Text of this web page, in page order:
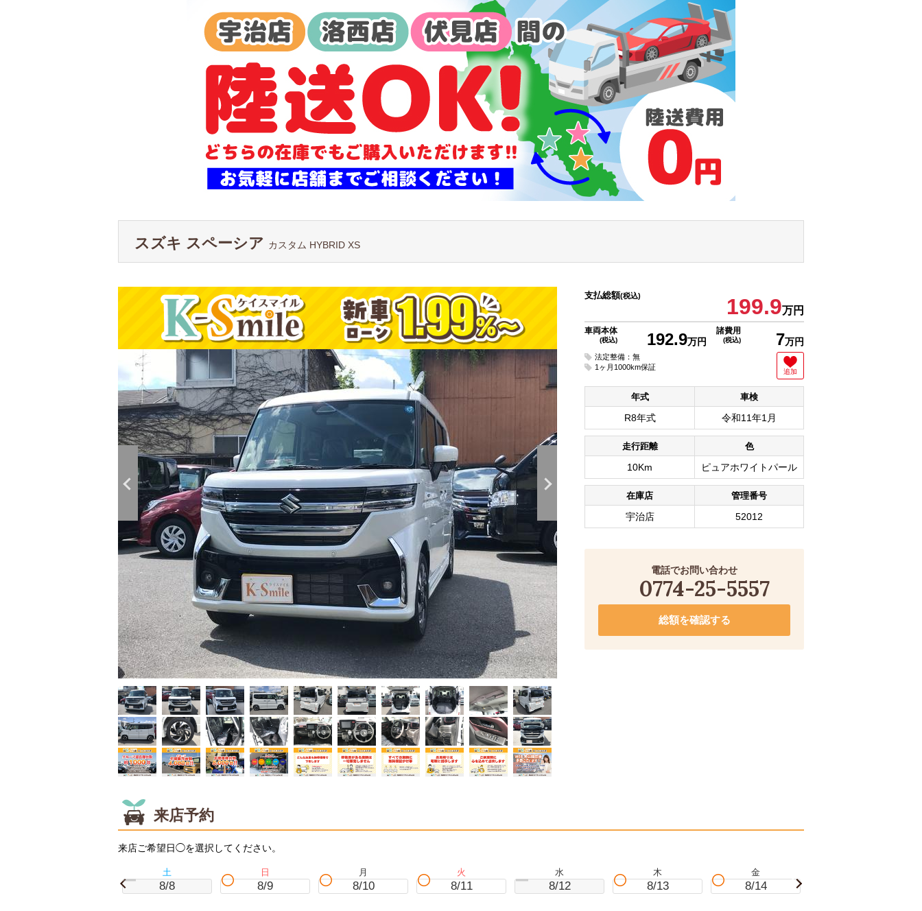
スズキ スペーシア カスタム HYBRID XS
支払総額(税込) 199.9万円
車両本体
(税込) 192.9万円
諸費用
(税込) 7万円
法定整備：無
1ヶ月1000km保証
追加
年式 車検
R8年式 令和11年1月
走行距離 色
10Km ピュアホワイトパール
在庫店 管理番号
宇治店 52012
電話でお問い合わせ
0774-25-5557
総額を確認する
来店予約
来店ご希望日◯を選択してください。
土
8/8
日
8/9
月
8/10
火
8/11
水
8/12
木
8/13
金
8/14